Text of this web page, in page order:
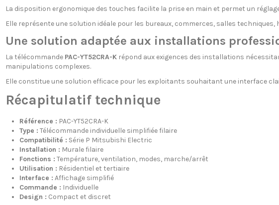
La disposition ergonomique des touches facilite la prise en main et permet un
Elle représente une solution idéale pour les bureaux, commerces, salles
Une solution adaptée aux installations
La télécommande PAC-YT52CRA-Krépond aux exigences des installations
manipulations complexes.
Elle constitue une solution efficace pour les exploitants souhaitant une interface
Récapitulatif technique
Référence : PAC-YT52CRA-K
Type : Télécommande individuelle simplifiée filaire
Compatibilité : Série P Mitsubishi Electric
Installation : Murale filaire
Fonctions : Température, ventilation, modes, marche/arrêt
Utilisation : Résidentiel et tertiaire
Interface : Affichage simplifié
Commande : Individuelle
Design : Compact et discret